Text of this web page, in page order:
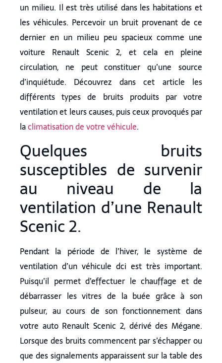
un milieu. Il est très utilisé dans les habitations et
les véhicules. Percevoir un bruit provenant de ce
dernier en un milieu peu spacieux comme une
voiture Renault Scenic 2, et cela en pleine
circulation, ne peut constituer qu’une source
d’inquiétude. Découvrez dans cet article les
différents types de bruits produits par votre
ventilation et leurs causes, puis ceux provoqués par
laclimatisation de votre véhicule.
Quelques bruits
susceptibles de survenir
au niveau de la
ventilation d’une Renault
Scenic 2.
Pendant la période de l’hiver, le système de
ventilation d’un véhicule dci est très important.
Puisqu’il permet d’effectuer le chauffage et de
débarrasser les vitres de la buée grâce à son
pulseur, au cours de son fonctionnement dans
votre auto Renault Scenic 2, dérivé des Mégane.
Lorsque des bruits commencent par s’échapper ou
que des signalements apparaissent sur la table des